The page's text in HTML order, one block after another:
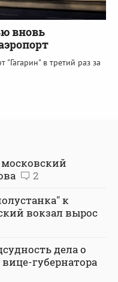
вновь
в третий раз за
московский
2
к
вокзал вырос
дела о
губернатора